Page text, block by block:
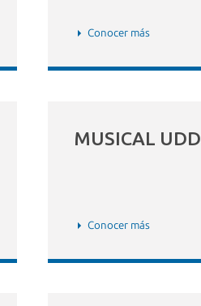
Conocer más
MUSICAL UDD
Conocer más